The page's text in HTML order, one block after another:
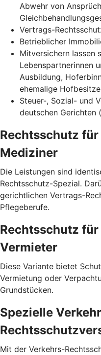
Abwehr von
Vertrags-
Betrieblicher
Mitversichern lassen
Lebenspartnerinnen
Ausbildung,
ehemalige
Steuer-, Sozial- und
deutschen Gerichten
Rechtsschutz
Mediziner
Die Leistungen sind
Rechtsschutz-Spezial.
gerichtlichen Vertrags-
Pflegeberufe.
Rechtsschutz
Vermieter
Diese Variante bietet
Vermietung oder
Grundstücken.
Spezielle
Mit der Verkehrs-